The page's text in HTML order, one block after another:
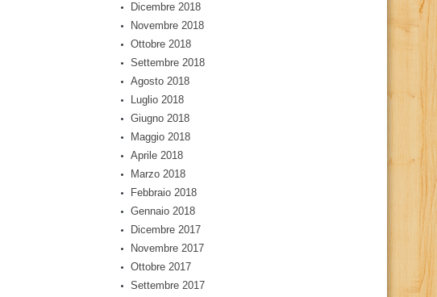
Dicembre 2018
Novembre 2018
Ottobre 2018
Settembre 2018
Agosto 2018
Luglio 2018
Giugno 2018
Maggio 2018
Aprile 2018
Marzo 2018
Febbraio 2018
Gennaio 2018
Dicembre 2017
Novembre 2017
Ottobre 2017
Settembre 2017